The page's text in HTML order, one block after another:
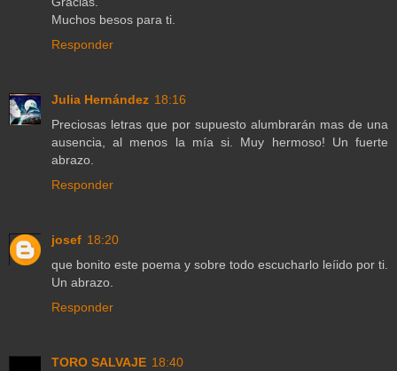
Muchos besos para ti.
Responder
Julia Hernández 18:16
Preciosas letras que por supuesto alumbrarán mas de una
ausencia, al menos la mía si. Muy hermoso! Un fuerte
abrazo.
Responder
josef 18:20
que bonito este poema y sobre todo escucharlo leíido por ti.
Un abrazo.
Responder
TORO SALVAJE 18:40